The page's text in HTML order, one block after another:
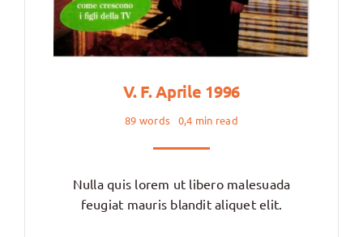
V. F. Aprile 1996
89 words 0,4 min read
Nulla quis lorem ut libero malesuada
feugiat mauris blandit aliquet elit.